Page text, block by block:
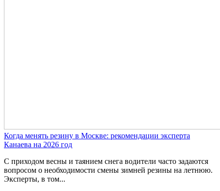
Когда менять резину в Москве: рекомендации эксперта
Канаева на 2026 год
С приходом весны и таянием снега водители часто задаются
вопросом о необходимости смены зимней резины на летнюю.
Эксперты, в том...